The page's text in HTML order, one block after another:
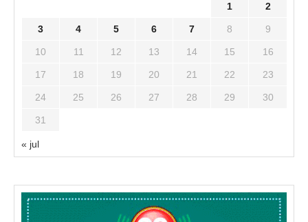
1 2
3 4 5 6 7 8 9
10 11 12 13 14 15 16
17 18 19 20 21 22 23
24 25 26 27 28 29 30
31
« jul